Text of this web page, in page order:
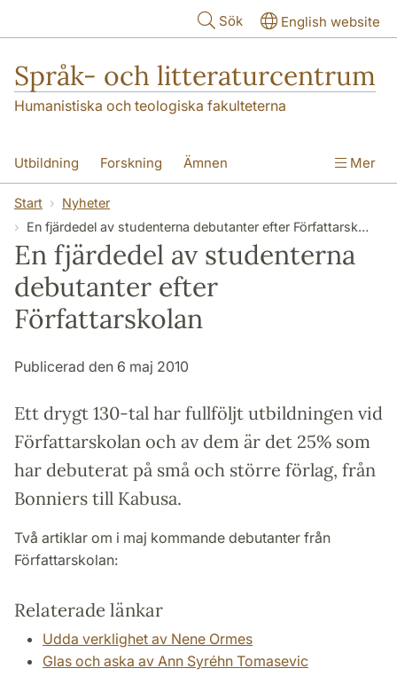
Sök English website
Språk- och litteraturcentrum
Humanistiska och teologiska fakulteterna
Utbildning Forskning Ämnen
SOL-husen Kontakt
översättning till svenska
Mer
Start
Nyheter
En fjärdedel av studenterna debutanter efter Författarskolan
En fjärdedel av studenterna
debutanter efter
Författarskolan
Publicerad den 6 maj 2010
Ett drygt 130-tal har fullföljt utbildningen vid
Författarskolan och av dem är det 25% som
har debuterat på små och större förlag, från
Bonniers till Kabusa.
Två artiklar om i maj kommande debutanter från
Författarskolan:
Relaterade länkar
Udda verklighet av Nene Ormes
Glas och aska av Ann Syréhn Tomasevic